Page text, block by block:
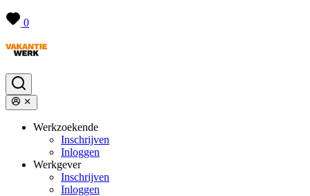
0
Werkzoekende
Inschrijven
Inloggen
Werkgever
Inschrijven
Inloggen